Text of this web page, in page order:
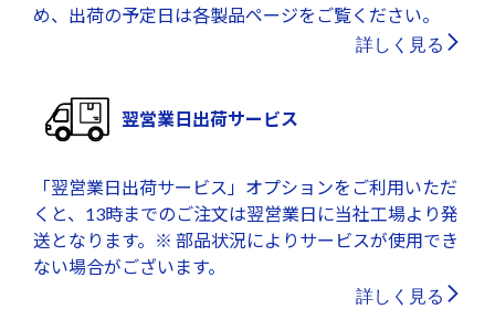
め、出荷の予定日は各製品ページをご覧ください。
詳しく見る
翌営業日出荷サービス
「翌営業日出荷サービス」オプションをご利用いただ
くと、13時までのご注文は翌営業日に当社工場より発
送となります。※ 部品状況によりサービスが使用でき
ない場合がございます。
詳しく見る